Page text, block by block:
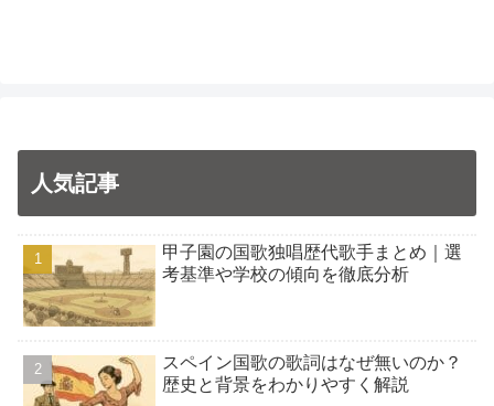
人気記事
甲子園の国歌独唱歴代歌手まとめ｜選
考基準や学校の傾向を徹底分析
スペイン国歌の歌詞はなぜ無いのか？
歴史と背景をわかりやすく解説